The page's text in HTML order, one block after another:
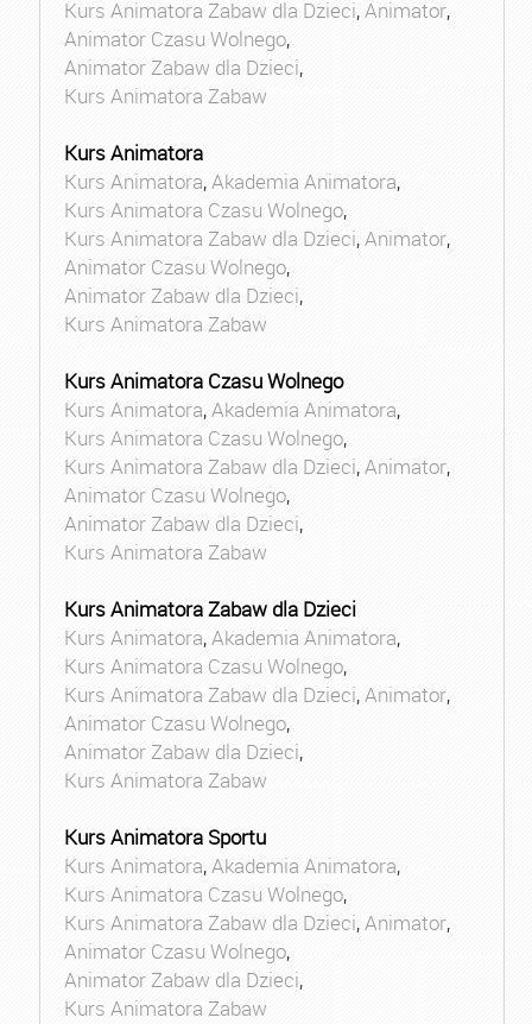
Kurs Animatora Zabaw dla Dzieci,Animator,
Animator Czasu Wolnego,
Animator Zabaw dla Dzieci,
Kurs Animatora Zabaw
Kurs Animatora
Kurs Animatora,Akademia Animatora,
Kurs Animatora Czasu Wolnego,
Kurs Animatora Zabaw dla Dzieci,Animator,
Animator Czasu Wolnego,
Animator Zabaw dla Dzieci,
Kurs Animatora Zabaw
Kurs Animatora Czasu Wolnego
Kurs Animatora,Akademia Animatora,
Kurs Animatora Czasu Wolnego,
Kurs Animatora Zabaw dla Dzieci,Animator,
Animator Czasu Wolnego,
Animator Zabaw dla Dzieci,
Kurs Animatora Zabaw
Kurs Animatora Zabaw dla Dzieci
Kurs Animatora,Akademia Animatora,
Kurs Animatora Czasu Wolnego,
Kurs Animatora Zabaw dla Dzieci,Animator,
Animator Czasu Wolnego,
Animator Zabaw dla Dzieci,
Kurs Animatora Zabaw
Kurs Animatora Sportu
Kurs Animatora,Akademia Animatora,
Kurs Animatora Czasu Wolnego,
Kurs Animatora Zabaw dla Dzieci,Animator,
Animator Czasu Wolnego,
Animator Zabaw dla Dzieci,
Kurs Animatora Zabaw